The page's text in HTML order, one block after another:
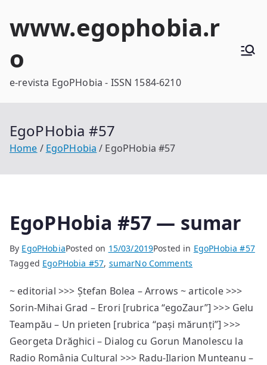
www.egophobia.r
o
e-revista EgoPHobia - ISSN 1584-6210
EgoPHobia #57
Home EgoPHobia EgoPHobia #57
EgoPHobia #57 — sumar
By EgoPHobiaPosted on 15/03/2019Posted in EgoPHobia #57
Tagged EgoPHobia #57, sumarNo Comments
#57
—
sumar
~ editorial >>> Ștefan Bolea – Arrows ~ articole >>>
Sorin-Mihai Grad – Erori [rubrica “egoZaur”] >>> Gelu
Teampău – Un prieten [rubrica “pași mărunți”] >>>
Georgeta Drăghici – Dialog cu Gorun Manolescu la
Radio România Cultural >>> Radu-Ilarion Munteanu –